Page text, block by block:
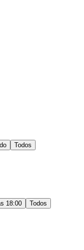
Todos
18:00
Todos